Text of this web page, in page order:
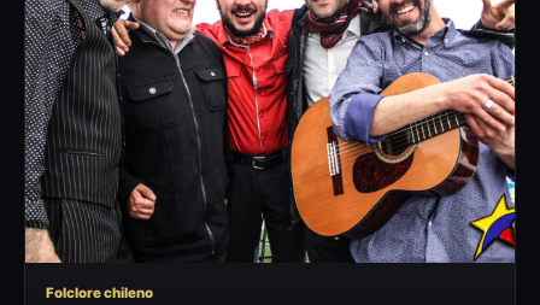
LP
Folclore chileno